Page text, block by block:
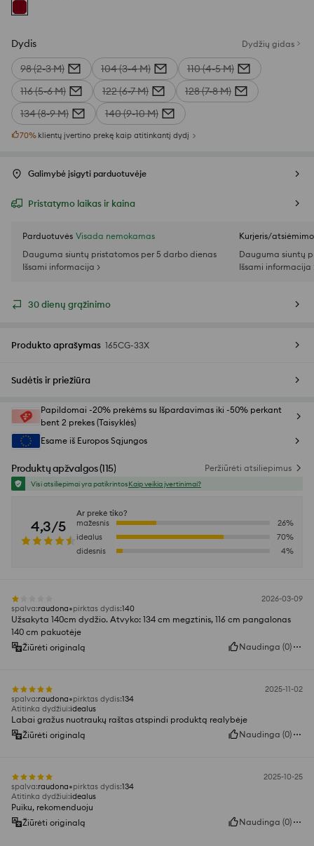
Dydis Dydžių gidas
98 (2-3 M) 104 (3-4 M)
110 (4-5 M)
116 (5-6 M)
122 (6-7 M)
128 (7-8 M)
134 (8-9 M)
140 (9-10 M)
70% klientų įvertino prekę kaip atitinkantį dydį
Galimybė įsigyti parduotuvėje
Pristatymo laikas ir kaina
Parduotuvės Visada nemokamas
Dauguma siuntų pristatomos per 5 darbo dienas
Išsami informacija >
Kurjeris/
Dauguma siuntų
Išsami informacija
30 dienų grąžinimo
Produkto aprašymas 165CG-33X
Sudėtis ir priežiūra
Papildomai -20% prekėms su Išpardavimas iki -50% perkant
bent 2 prekes (Taisyklės)
Esame iš Europos Sąjungos
Produktų apžvalgos(115) Peržiūrėti atsiliepimus
Visi atsiliepimai yra patikrintosKaip veikia įvertinimai?
4,3/5
Ar prekė tiko?
mažesnis
26%
idealus
70%
didesnis
4%
2026-03-09
spalva:raudona pirktas dydis:140
Užsakyta 140cm dydžio. Atvyko: 134 cm megztinis, 116 cm pangalonas
140 cm pakuotėje
Žiūrėti originalą
Naudinga (0)
2025-11-02
spalva:raudona pirktas dydis:134
Atitinka dydžiui:idealus
Labai gražus nuotraukų raštas atspindi produktą realybėje
Žiūrėti originalą
Naudinga (0)
2025-10-25
spalva:raudona pirktas dydis:134
Atitinka dydžiui:idealus
Puiku, rekomenduoju
Žiūrėti originalą
Naudinga (0)